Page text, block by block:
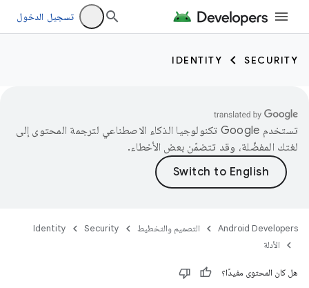
تسجيل الدخول
SECURITY
IDENTITY
تستخدم Google تكنولوجيا الذكاء الاصطناعي لترجمة المحتوى إلى
لغتك المفضّلة، وقد تتضمّن بعض الأخطاء.
Android Developers التصميم والتخطيط Security
Identity
الأدلة
هل كان المحتوى مفيدًا؟